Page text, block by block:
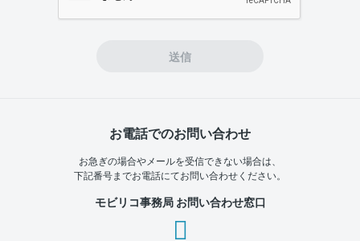
送信
お電話でのお問い合わせ
お急ぎの場合やメールを受信できない場合は、
下記番号までお電話にてお問い合わせください。
モビリコ事務局 お問い合わせ窓口